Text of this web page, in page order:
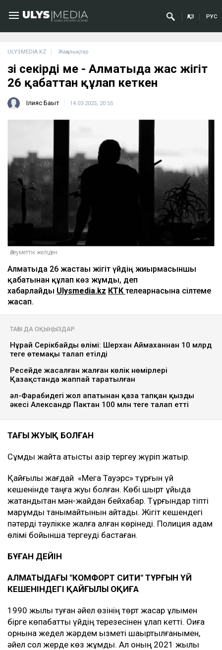
ҚАЗ РУС
ULYSMEDIA.KZ Жаңалықтар
Өзі секірді ме - Алматыда жас жігіт
26 қабаттан құлап кеткен
Ілияс Бақыт 14.03.2025, 20:55
Әлеуметтік желіден
Алматыда 26 жастағы жігіт үйдің жиырмасыншы
қабатынан құлап көз жұмды, деп
хабарлайды Ulysmedia.kz КТК телеарнасына сілтеме
жасап.
ТАҒЫ ДА ОҚЫҢЫЗДАР
Нұрай Серікбайдың өлімі: Шерхан Аймаханнан 10 млрд
теңге өтемақы талап етілді
Ресейде жасалған жалған көлік нөмірлері
Қазақстанда жаппай таратылған
әл-Фарабидегі жол апатынан қаза тапқан қыздың
әкесі Александр Пактан 100 млн теңге талап етті
ТАҢҒЫ ЖУЫҚ БОЛҒАН
Сұмдық жайтқа қатысты қазір тергеу жүріп жатыр.
Қайғылы жағдай «Мега Тауэрс» тұрғын үй
кешенінде таңға жуық болған. Көбі шырт ұйқыда
жатқандықтан мән-жайдан бейхабар. Тұрғындар тіпті
марқұмды танымайтынын айтады. Жігіт кешендегі
пәтерді тәулікке жалға алған көрінеді. Полиция адам
өлімі бойынша тергеуді бастаған.
БҰҒАН ДЕЙІН
АЛМАТЫДАҒЫ "КОМФОРТ СИТИ" ТҰРҒЫН ҮЙ
КЕШЕНІНДЕГІ ҚАЙҒЫЛЫ ОҚИҒА
1990 жылы туған әйел өзінің төрт жасар ұлымен
бірге көпқабатты үйдің терезесінен құлап кетті. Оқиға
орнына жедел жәрдем қызметі шақыртылғанымен,
әйел сол жерде көз жұмды. Ал оның 2021 жылы